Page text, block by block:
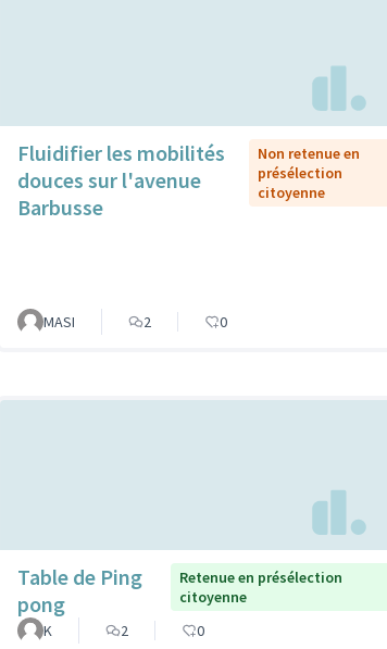
Fluidifier les mobilités
douces sur l'avenue
Barbusse
Non retenue en
présélection
citoyenne
MASI 2 0
Table de Ping
pong
Retenue en présélection
citoyenne
K
2 0